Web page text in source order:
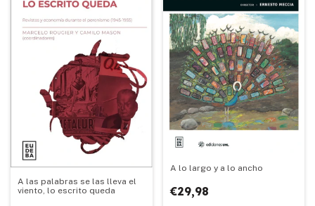
A las palabras se las lleva el
viento, lo escrito queda
A lo largo y a lo ancho
€29,98